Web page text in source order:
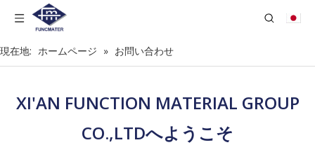
現在地: ホームページ » お問い合わせ
XI'AN FUNCTION MATERIAL GROUP
CO.,LTDへようこそ